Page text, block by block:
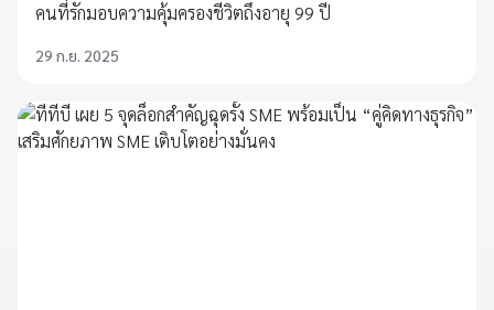
คนที่รักมอบความคุ้มครองชีวิตถึงอายุ 99 ปี
29 ก.ย. 2025